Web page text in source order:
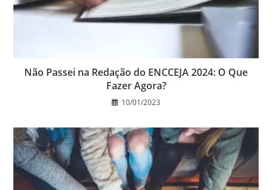
Não Passei na Redação do ENCCEJA 2024: O Que
Fazer Agora?
10/01/2023